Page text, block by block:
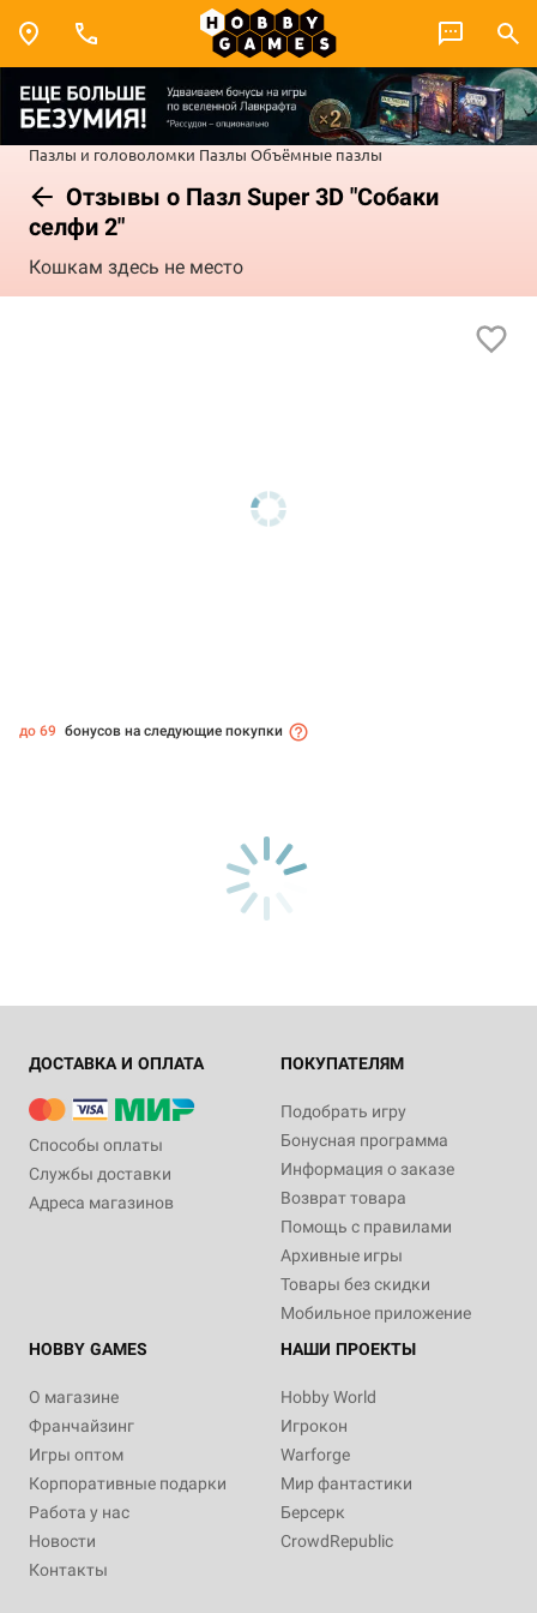
Пазлы и головоломки Пазлы Объёмные пазлы
Отзывы о Пазл Super 3D "Собаки
селфи 2"
Кошкам здесь не место
до 69 бонусов на следующие покупки
ДОСТАВКА И ОПЛАТА
Способы оплаты
Службы доставки
Адреса магазинов
ПОКУПАТЕЛЯМ
Подобрать игру
Бонусная программа
Информация о заказе
Возврат товара
Помощь с правилами
Архивные игры
Товары без скидки
Мобильное приложение
HOBBY GAMES
О магазине
Франчайзинг
Игры оптом
Корпоративные подарки
Работа у нас
Новости
Контакты
НАШИ ПРОЕКТЫ
Hobby World
Игрокон
Warforge
Мир фантастики
Берсерк
CrowdRepublic